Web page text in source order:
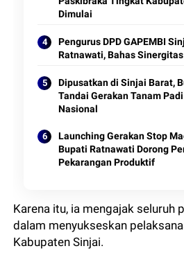
Dimulai
Pengurus DPD GAPEMBI
Ratnawati, Bahas
Dipusatkan di Sinjai Barat,
Tandai Gerakan Tanam
Nasional
Launching Gerakan Stop
Bupati Ratnawati Dorong
Pekarangan Produktif
Karena itu, ia mengajak seluruh
dalam menyukseskan
Kabupaten Sinjai.